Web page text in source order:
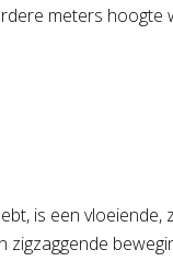
meters
is een